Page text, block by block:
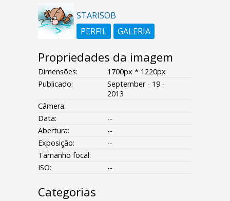
STARISOB
PERFIL
GALERIA
Propriedades da imagem
Dimensões:
1700px * 1220px
Publicado:
September - 19 -
2013
Câmera:
Data:
--
Abertura:
--
Exposição:
--
Tamanho focal:
ISO:
--
Categorias